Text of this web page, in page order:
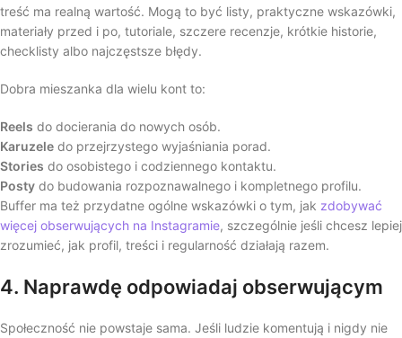
treść ma realną wartość. Mogą to być listy, praktyczne wskazówki,
materiały przed i po, tutoriale, szczere recenzje, krótkie historie,
checklisty albo najczęstsze błędy.
Dobra mieszanka dla wielu kont to:
Reels do docierania do nowych osób.
Karuzele do przejrzystego wyjaśniania porad.
Stories do osobistego i codziennego kontaktu.
Posty do budowania rozpoznawalnego i kompletnego profilu.
Buffer ma też przydatne ogólne wskazówki o tym, jak zdobywać
więcej obserwujących na Instagramie, szczególnie jeśli chcesz lepiej
zrozumieć, jak profil, treści i regularność działają razem.
4. Naprawdę odpowiadaj obserwującym
Społeczność nie powstaje sama. Jeśli ludzie komentują i nigdy nie